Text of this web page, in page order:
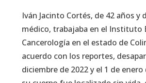
Iván Jacinto Cortés, de 42 años y
médico, trabajaba en el Instituto
Cancerología en el estado de
acuerdo con los reportes,
diciembre de 2022 y el 1 de